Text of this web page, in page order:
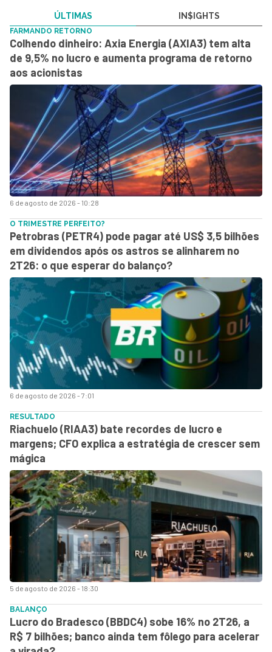
ÚLTIMAS IN$IGHTS
6 de agosto de 2026 - 10:28
FARMANDO RETORNO
Colhendo dinheiro: Axia Energia (AXIA3) tem alta
de 9,5% no lucro e aumenta programa de retorno
aos acionistas
6 de agosto de 2026 - 7:01
O TRIMESTRE PERFEITO?
Petrobras (PETR4) pode pagar até US$ 3,5 bilhões
em dividendos após os astros se alinharem no
2T26: o que esperar do balanço?
5 de agosto de 2026 - 18:30
RESULTADO
Riachuelo (RIAA3) bate recordes de lucro e
margens; CFO explica a estratégia de crescer sem
mágica
BALANÇO
Lucro do Bradesco (BBDC4) sobe 16% no 2T26, a
R$ 7 bilhões; banco ainda tem fôlego para acelerar